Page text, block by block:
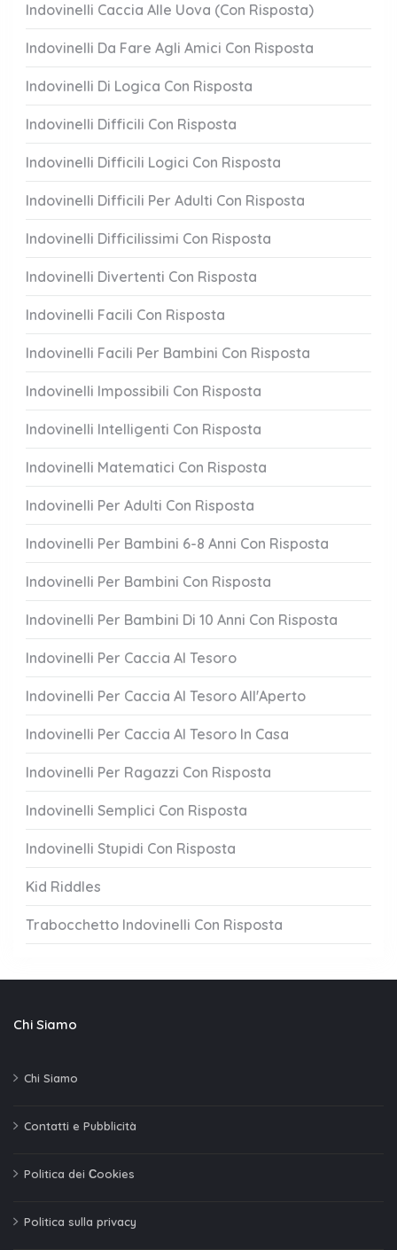
Indovinelli Caccia Alle Uova (Con Risposta)
Indovinelli Da Fare Agli Amici Con Risposta
Indovinelli Di Logica Con Risposta
Indovinelli Difficili Con Risposta
Indovinelli Difficili Logici Con Risposta
Indovinelli Difficili Per Adulti Con Risposta
Indovinelli Difficilissimi Con Risposta
Indovinelli Divertenti Con Risposta
Indovinelli Facili Con Risposta
Indovinelli Facili Per Bambini Con Risposta
Indovinelli Impossibili Con Risposta
Indovinelli Intelligenti Con Risposta
Indovinelli Matematici Con Risposta
Indovinelli Per Adulti Con Risposta
Indovinelli Per Bambini 6-8 Anni Con Risposta
Indovinelli Per Bambini Con Risposta
Indovinelli Per Bambini Di 10 Anni Con Risposta
Indovinelli Per Caccia Al Tesoro
Indovinelli Per Caccia Al Tesoro All'Aperto
Indovinelli Per Caccia Al Tesoro In Casa
Indovinelli Per Ragazzi Con Risposta
Indovinelli Semplici Con Risposta
Indovinelli Stupidi Con Risposta
Kid Riddles
Trabocchetto Indovinelli Con Risposta
Chi Siamo
Chi Siamo
Contatti e Pubblicità
Politica dei Сookies
Politica sulla privacy